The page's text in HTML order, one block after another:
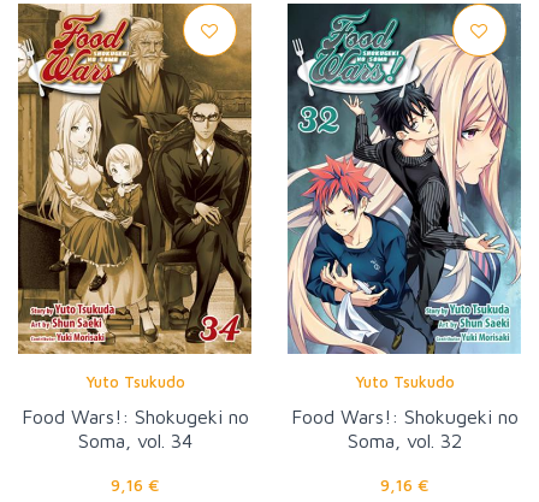
Yuto Tsukudo
Food Wars!: Shokugeki no
Soma, vol. 34
9,16 €
Yuto Tsukudo
Food Wars!: Shokugeki no
Soma, vol. 32
9,16 €